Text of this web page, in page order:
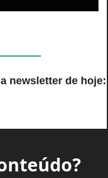
newsletter de hoje: